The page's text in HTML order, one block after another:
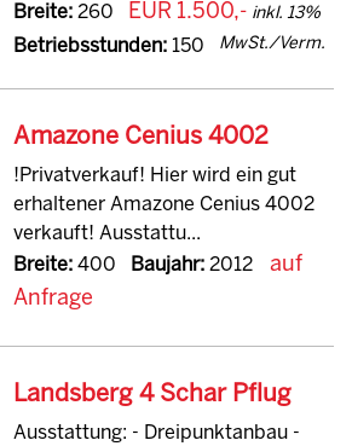
Breite:260
Betriebsstunden:150
EUR 1.500,- inkl. 13%
MwSt./Verm.
Amazone Cenius 4002
!Privatverkauf! Hier wird ein gut
erhaltener Amazone Cenius 4002
verkauft! Ausstattu...
Breite:400 Baujahr:2012
auf
Anfrage
Landsberg 4 Schar Pflug
Ausstattung: - Dreipunktanbau -